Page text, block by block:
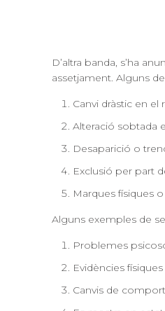
D’altra banda, s’ha
assetjament. Alguns
Canvi dràstic en
Alteració sobtada
Desaparició o
Exclusió per part
Marques físiques
Alguns exemples de
Problemes
Evidències
Canvis de